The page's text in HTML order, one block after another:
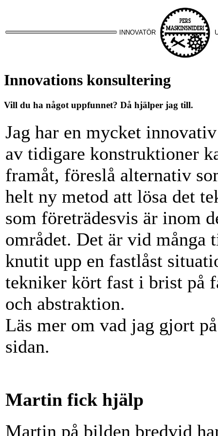
INNOVATÖR
Innovations konsultering
Vill du ha något uppfunnet? Då hjälper jag till.
Jag har en mycket
av tidigare konstruktioner
framåt, föreslå alternativ
helt ny metod att lösa det
som företrädesvis är inom
området. Det är vid många
knutit upp en fastlåst
tekniker kört fast i brist på
och abstraktion.
Läs mer om vad jag gjort
sidan.
Martin fick hjälp
Martin på bilden bredvid